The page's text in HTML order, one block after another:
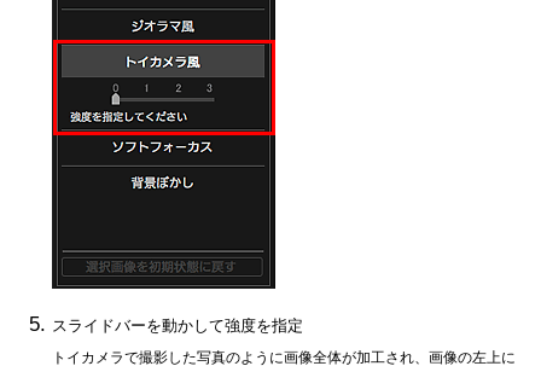
スライドバーを動かして強度を指定
トイカメラで撮影した写真のように画像全体が加工され、画像の左上に